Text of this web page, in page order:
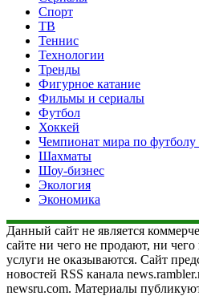
Спорт
ТВ
Теннис
Технологии
Тренды
Фигурное катание
Фильмы и сериалы
Футбол
Хоккей
Чемпионат мира по футболу
Шахматы
Шоу-бизнес
Экология
Экономика
Данный сайт не является
сайте ни чего не продают, ни
услуги не оказываются. Сайт
новостей RSS канала
newsru.com. Материалы